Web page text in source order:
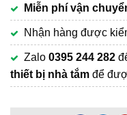
Miễn phí vận
Nhận hàng được
Zalo 0395 244 282
thiết bị nhà tắm để